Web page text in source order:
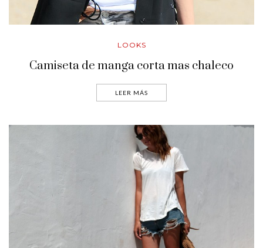
LOOKS
Camiseta de manga corta mas chaleco
LEER MÁS